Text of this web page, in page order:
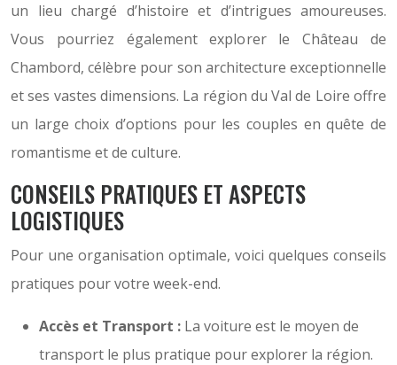
un lieu chargé d’histoire et d’intrigues amoureuses.
Vous pourriez également explorer le Château de
Chambord, célèbre pour son architecture exceptionnelle
et ses vastes dimensions. La région du Val de Loire offre
un large choix d’options pour les couples en quête de
romantisme et de culture.
CONSEILS PRATIQUES ET ASPECTS
LOGISTIQUES
Pour une organisation optimale, voici quelques conseils
pratiques pour votre week-end.
Accès et Transport : La voiture est le moyen de
transport le plus pratique pour explorer la région.